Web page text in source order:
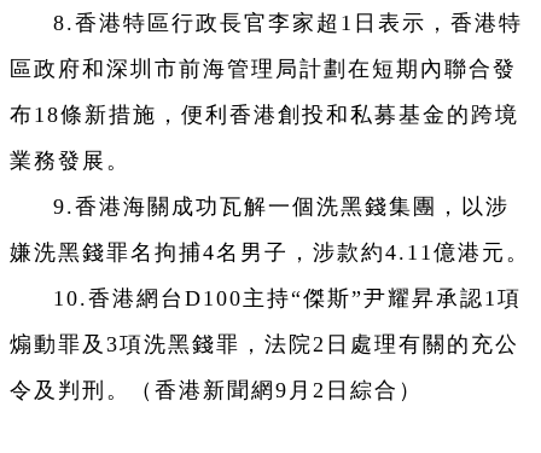
8.香港特區行政長官李家超1日表示，香港特
區政府和深圳市前海管理局計劃在短期內聯合發
布18條新措施，便利香港創投和私募基金的跨境
業務發展。
9.香港海關成功瓦解一個洗黑錢集團，以涉
嫌洗黑錢罪名拘捕4名男子，涉款約4.11億港元。
10.香港網台D100主持“傑斯”尹耀昇承認1項
煽動罪及3項洗黑錢罪，法院2日處理有關的充公
令及判刑。（香港新聞網9月2日綜合）